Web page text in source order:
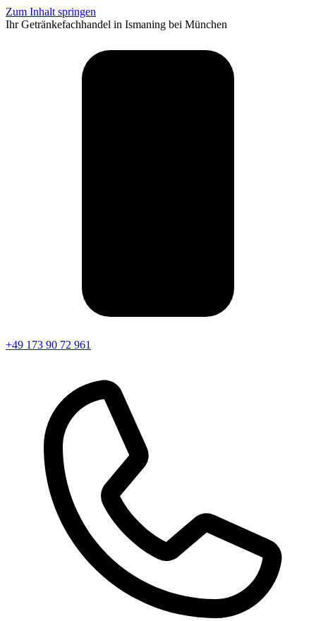
Zum Inhalt springen
Ihr Getränkefachhandel in Ismaning bei München
+49 173 90 72 961